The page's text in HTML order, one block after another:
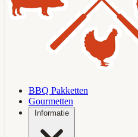
BBQ Pakketten
Gourmetten
Informatie